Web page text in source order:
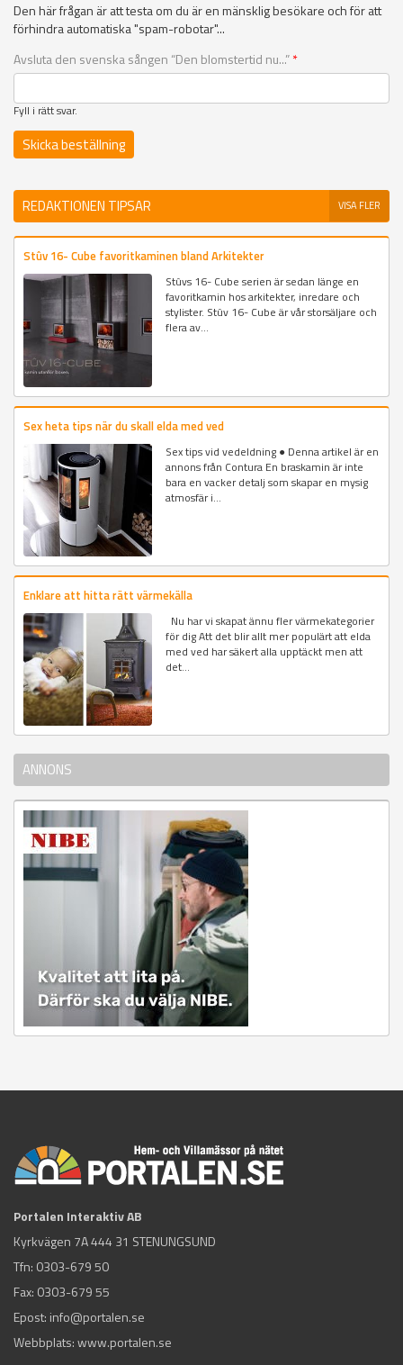
Den här frågan är att testa om du är en mänsklig besökare och för att
förhindra automatiska "spam-robotar"...
Avsluta den svenska sången “Den blomstertid nu...”*
Fyll i rätt svar.
REDAKTIONEN TIPSAR VISA FLER
Stûv 16- Cube favoritkaminen bland Arkitekter
Stûvs 16- Cube serien är sedan länge en
favoritkamin hos arkitekter, inredare och
stylister. Stûv 16- Cube är vår storsäljare och
flera av...
Sex heta tips när du skall elda med ved
Sex tips vid vedeldning ● Denna artikel är en
annons från Contura En braskamin är inte
bara en vacker detalj som skapar en mysig
atmosfär i...
Enklare att hitta rätt värmekälla
Nu har vi skapat ännu fler värmekategorier
för dig Att det blir allt mer populärt att elda
med ved har säkert alla upptäckt men att
det...
ANNONS
Portalen Interaktiv AB
Kyrkvägen 7A 444 31 STENUNGSUND
Tfn: 0303-679 50
Fax: 0303-679 55
Epost: info@portalen.se
Webbplats: www.portalen.se